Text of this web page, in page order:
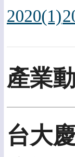
2020(1)
產業
台大